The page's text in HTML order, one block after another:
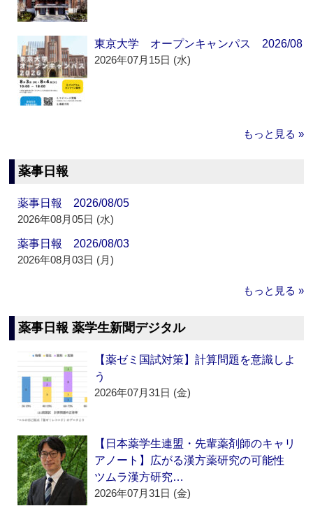
東京大学 オープンキャンパス 2026/08
2026年07月15日 (水)
もっと見る »
薬事日報
薬事日報 2026/08/05
2026年08月05日 (水)
薬事日報 2026/08/03
2026年08月03日 (月)
もっと見る »
薬事日報 薬学生新聞デジタル
【薬ゼミ国試対策】計算問題を意識しよ
う
2026年07月31日 (金)
【日本薬学生連盟・先輩薬剤師のキャリ
アノート】広がる漢方薬研究の可能性
ツムラ漢方研究…
2026年07月31日 (金)